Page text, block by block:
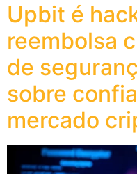
Upbit é
reembolsa
de
sobre
mercado